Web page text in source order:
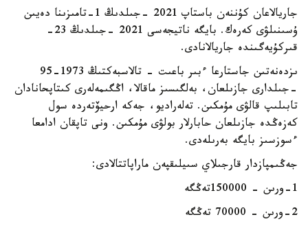
جاريالاعان كۇننەن باستاپ 2021 -جىلدىڭ 1-تامىزىنا دەيىن
ۇسىنىلۋى كەرەك. بايگە ناتيجەسى 2021 -جىلدىڭ 23-
قىركۇيەگىندە جاريالانادى.
ىزدەنەتىن جاستارعا ءبىر باعىت - تالاسبەكتىڭ 1973-95
-جىلدارى جازىلعان، بەلگىسىز ماقالا، اڭگىمەلەرى كىتاپحانادان
تابىلىپ قالۋى مۇمكىن. تەلەراديو، جەكە ارحيۆتەردە سول
كەزەڭدە جازىلعان حابارلار بولۋى مۇمكىن. ونى تاپقان ادامعا
ءسوزسىز بايگە بەرىلەدى.
جەڭىمپازدار قارجىلاي سىيلىقپەن ماراپاتتالادى:
1-ورىن - 150000تەڭگە
2-ورىن - 70000 تەڭگە